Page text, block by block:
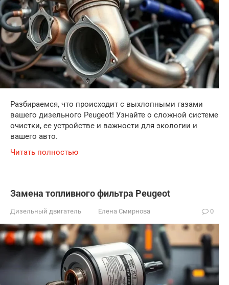
Разбираемся, что происходит с выхлопными газами
вашего дизельного Peugeot! Узнайте о сложной системе
очистки, ее устройстве и важности для экологии и
вашего авто.
Читать полностью
Замена топливного фильтра Peugeot
Дизельный двигатель Елена Смирнова 0